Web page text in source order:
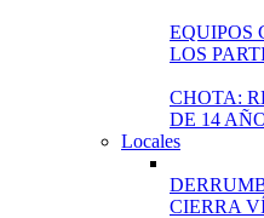
EQUIPOS
LOS
CHOTA:
DE 14
Locales
CIERRA